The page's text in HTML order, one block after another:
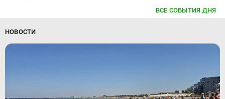
ВСЕ СОБЫТИЯ ДНЯ
НОВОСТИ